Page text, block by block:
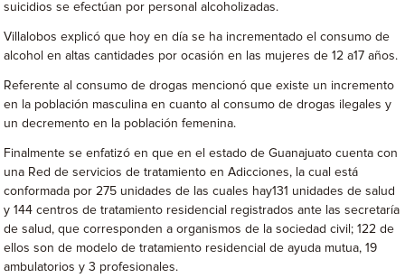
suicidios se efectúan por personal alcoholizadas.
Villalobos explicó que hoy en día se ha incrementado el consumo de
alcohol en altas cantidades por ocasión en las mujeres de 12 a17 años.
Referente al consumo de drogas mencionó que existe un incremento
en la población masculina en cuanto al consumo de drogas ilegales y
un decremento en la población femenina.
Finalmente se enfatizó en que en el estado de Guanajuato cuenta con
una Red de servicios de tratamiento en Adicciones, la cual está
conformada por 275 unidades de las cuales hay131 unidades de salud
y 144 centros de tratamiento residencial registrados ante las secretaría
de salud, que corresponden a organismos de la sociedad civil; 122 de
ellos son de modelo de tratamiento residencial de ayuda mutua, 19
ambulatorios y 3 profesionales.